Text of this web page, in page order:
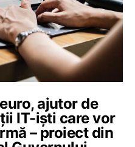
ajutor de
IT-iști care vor
– proiect din